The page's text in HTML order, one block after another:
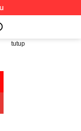
Disiplin Jam Kerja
tutup